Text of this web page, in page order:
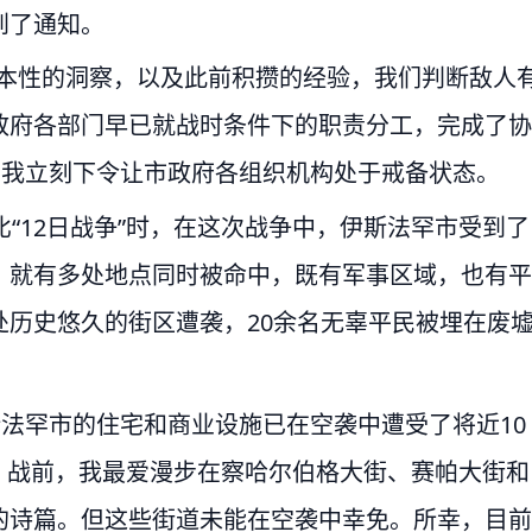
通知。
性的洞察，以及此前积攒的经验，我们判断敌人
各部门早已就战时条件下的职责分工，完成了协
立刻下令让市政府各组织机构处于戒备状态。
日战争”时，在这次战争中，伊斯法罕市受到了
有多处地点同时被命中，既有军事区域，也有平
史悠久的街区遭袭，20余名无辜平民被埋在废
罕市的住宅和商业设施已在空袭中遭受了将近10
前，我最爱漫步在察哈尔伯格大街、赛帕大街和
篇。但这些街道未能在空袭中幸免。所幸，目前